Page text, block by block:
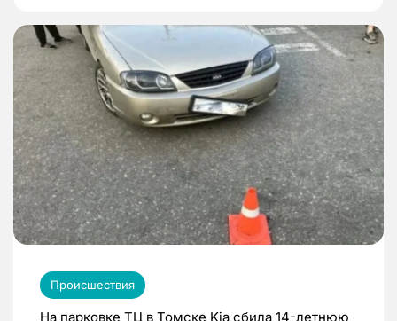
Происшествия
На парковке ТЦ в Томске Kia сбила 14-летнюю